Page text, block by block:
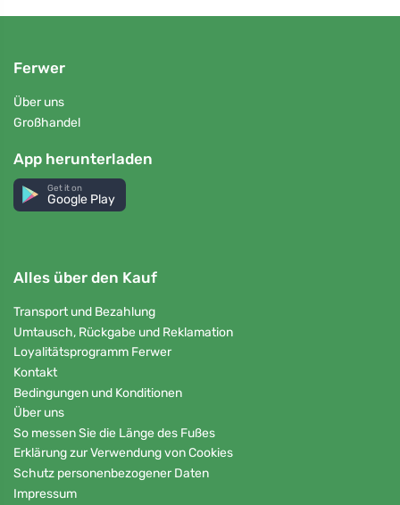
Ferwer
Über uns
Großhandel
App herunterladen
Get it on
Google Play
Alles über den Kauf
Transport und Bezahlung
Umtausch, Rückgabe und Reklamation
Loyalitätsprogramm Ferwer
Kontakt
Bedingungen und Konditionen
Über uns
So messen Sie die Länge des Fußes
Erklärung zur Verwendung von Cookies
Schutz personenbezogener Daten
Impressum